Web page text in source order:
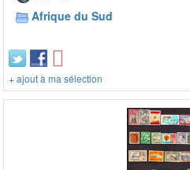
Afrique du Sud
+ ajout à ma sélection